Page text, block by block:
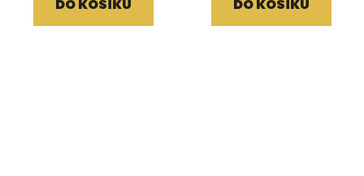
DO KOŠÍKU DO KOŠÍKU